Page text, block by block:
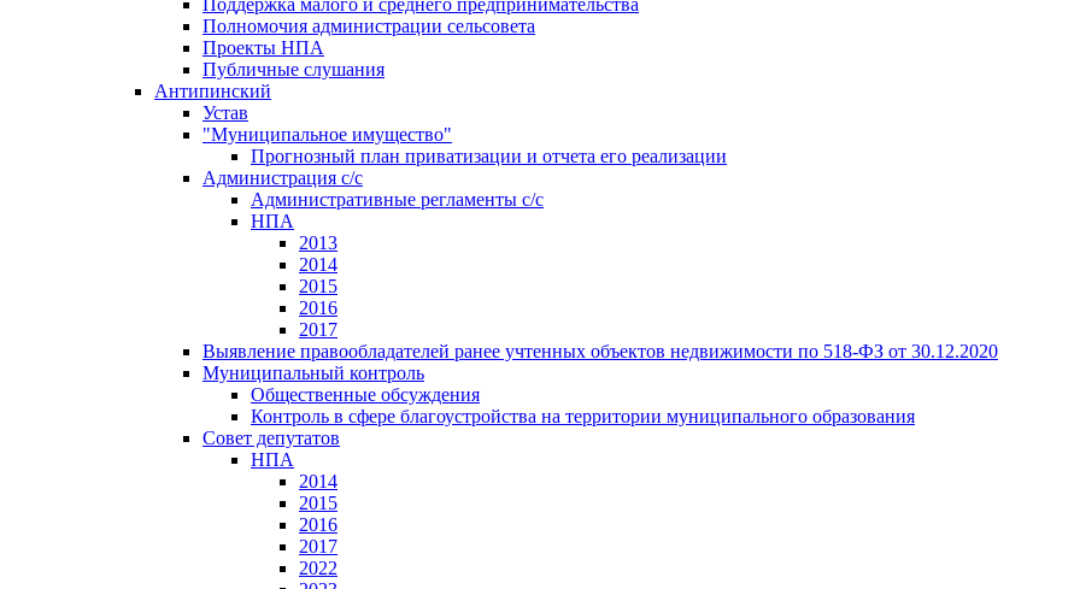
Полномочия администрации сельсовета
Проекты НПА
Публичные слушания
Антипинский
Устав
"Муниципальное имущество"
Прогнозный план приватизации и отчета его реализации
Администрация с/с
Административные регламенты с/с
НПА
2013
2014
2015
2016
2017
Выявление правообладателей ранее учтенных объектов недвижимости по 518-ФЗ от 30.12.2020
Муниципальный контроль
Общественные обсуждения
Контроль в сфере благоустройства на территории муниципального образования
Совет депутатов
НПА
2014
2015
2016
2017
2022